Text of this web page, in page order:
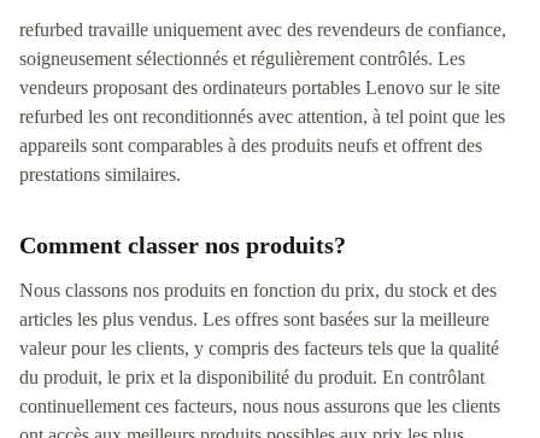
refurbed travaille uniquement avec des revendeurs de confiance,
soigneusement sélectionnés et régulièrement contrôlés. Les
vendeurs proposant des ordinateurs portables Lenovo sur le site
refurbed les ont reconditionnés avec attention, à tel point que les
appareils sont comparables à des produits neufs et offrent des
prestations similaires.
Comment classer nos produits?
Nous classons nos produits en fonction du prix, du stock et des
articles les plus vendus. Les offres sont basées sur la meilleure
valeur pour les clients, y compris des facteurs tels que la qualité
du produit, le prix et la disponibilité du produit. En contrôlant
continuellement ces facteurs, nous nous assurons que les clients